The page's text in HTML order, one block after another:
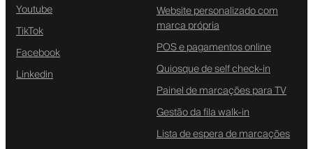
Youtube
TikTok
Facebook
Linkedin
Website personalizado com
marca própria
POS e pagamentos online
Quiosque de self check-in
Painel de marcações para TV
Gestão da fila walk-in
Lista de espera de marcações